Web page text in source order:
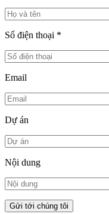
Số điện thoại *
Email
Dự án
Nội dung